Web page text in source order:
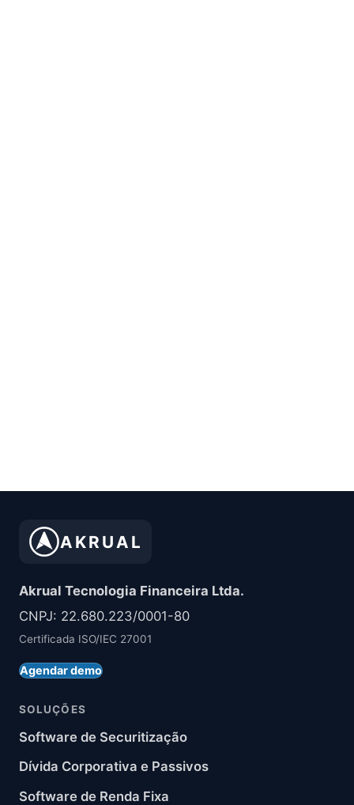
AKRUAL
Akrual Tecnologia Financeira Ltda.
CNPJ: 22.680.223/0001-80
Certificada ISO/IEC 27001
Agendar demo
SOLUÇÕES
Software de Securitização
Dívida Corporativa e Passivos
Software de Renda Fixa